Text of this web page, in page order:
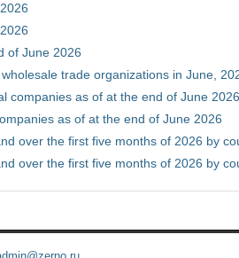
of June 2026
trade organizations in June,
companies as of at the end of June 2026
as of at the end of June 2026
over the first five months of 2026 by
over the first five months of 2026 by